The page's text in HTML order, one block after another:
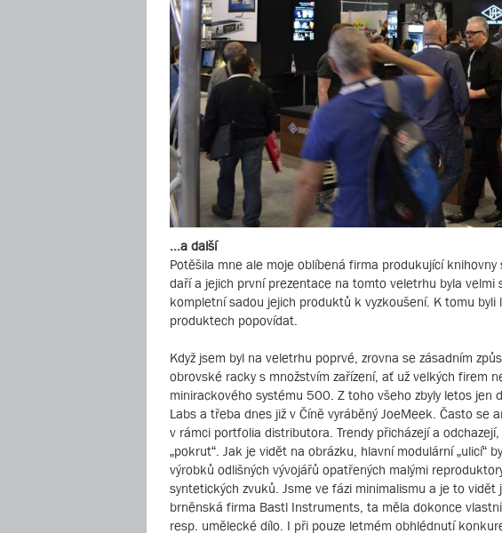
...a další
Potěšila mne ale moje oblíbená firma produkující
daří a jejich první prezentace na tomto veletrhu byla
kompletní sadou jejich produktů k vyzkoušení. K tomu
produktech popovídat.
Když jsem byl na veletrhu poprvé, zrovna se zásadním
obrovské racky s množstvím zařízení, ať už velkých firem
minirackového systému 500. Z toho všeho zbyly letos jen
Labs a třeba dnes již v Číně vyráběný JoeMeek. Často se
v rámci portfolia distributora. Trendy přicházejí a
„pokrut“. Jak je vidět na obrázku, hlavní modulární „ulicí“
výrobků odlišných vývojářů opatřených malými
syntetických zvuků. Jsme ve fázi minimalismu a je to
brněnská firma Bastl Instruments, ta měla dokonce
resp. umělecké dílo. I při pouze letmém obhlédnutí